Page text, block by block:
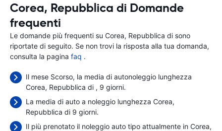
Corea, Repubblica di Domande
frequenti
Le domande più frequenti su Corea, Repubblica di sono
riportate di seguito. Se non trovi la risposta alla tua domanda,
consulta la pagina faq .
Il mese Scorso, la media di autonoleggio lunghezza
Corea, Repubblica di , 9 giorni.
La media di auto a noleggio lunghezza Corea,
Repubblica di 9 giorni.
Il più prenotato il noleggio auto tipo attualmente in Corea,